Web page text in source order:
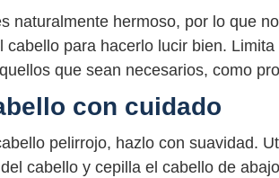
naturalmente hermoso, por lo que
cabello para hacerlo lucir bien.
que sean necesarios, como
con cuidado
pelirrojo, hazlo con suavidad.
cabello y cepilla el cabello de